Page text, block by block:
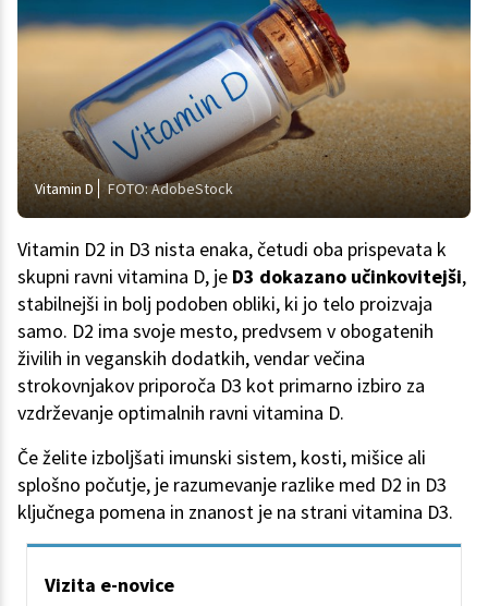
Vitamin D FOTO: AdobeStock
Vitamin D2 in D3 nista enaka, četudi oba prispevata k
skupni ravni vitamina D, je D3 dokazano učinkovitejši,
stabilnejši in bolj podoben obliki, ki jo telo proizvaja
samo. D2 ima svoje mesto, predvsem v obogatenih
živilih in veganskih dodatkih, vendar večina
strokovnjakov priporoča D3 kot primarno izbiro za
vzdrževanje optimalnih ravni vitamina D.
Če želite izboljšati imunski sistem, kosti, mišice ali
splošno počutje, je razumevanje razlike med D2 in D3
ključnega pomena in znanost je na strani vitamina D3.
Vizita e-novice